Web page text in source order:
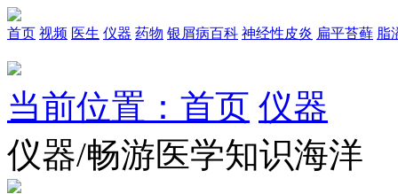
首页 视频 医生 仪器 药物 银屑病百科 神经性皮炎 扁平苔藓 脂
当前位置：首页 仪器
仪器/畅游医学知识海洋